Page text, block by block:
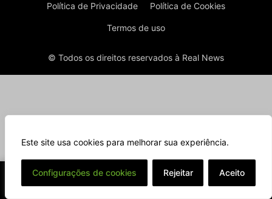
Este site usa cookies para melhorar sua experiência.
Configurações de cookies Rejeitar Aceito
Política de Privacidade Política de Cookies
Termos de uso
© Todos os direitos reservados à Real News